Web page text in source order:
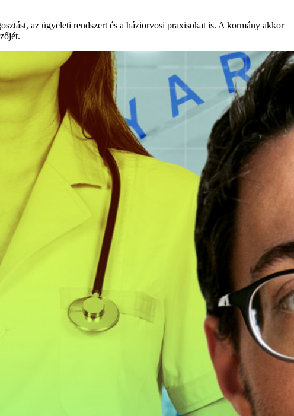
az ügyeleti rendszert és a háziorvosi praxisokat is. A kormány akkor